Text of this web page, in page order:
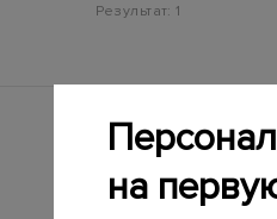
Результат: 1
на